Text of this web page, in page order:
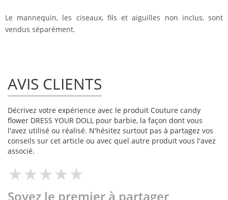
Le mannequin, les ciseaux, fils et aiguilles non inclus, sont
vendus séparément.
AVIS CLIENTS
Décrivez votre expérience avec le produit Couture candy
flower DRESS YOUR DOLL pour barbie, la façon dont vous
l'avez utilisé ou réalisé. N'hésitez surtout pas à partagez vos
conseils sur cet article ou avec quel autre produit vous l'avez
associé.
Soyez le premier à partager